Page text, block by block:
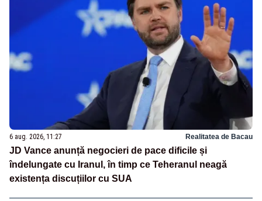
6 aug. 2026, 11:27 Realitatea de Bacau
JD Vance anunță negocieri de pace dificile și
îndelungate cu Iranul, în timp ce Teheranul neagă
existența discuțiilor cu SUA